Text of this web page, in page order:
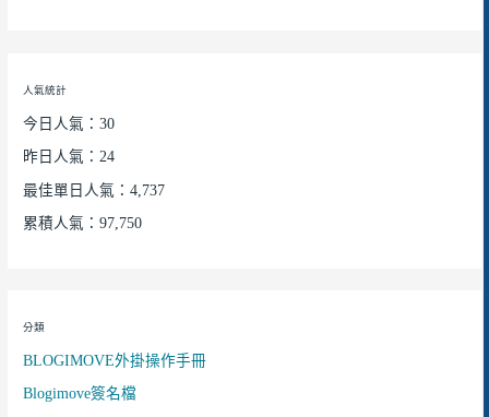
人氣統計
今日人氣：30
昨日人氣：24
最佳單日人氣：4,737
累積人氣：97,750
分類
BLOGIMOVE外掛操作手冊
Blogimove簽名檔